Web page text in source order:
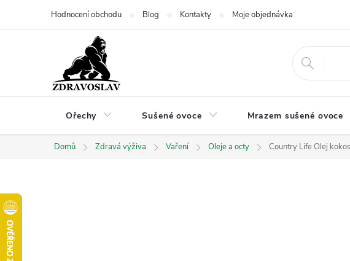
Hodnocení obchodu Blog Kontakty Moje objednávka GDPR a
Ořechy Sušené ovoce Mrazem sušené ovoce
Domů Zdravá výživa Vaření Oleje a octy Country Life Olej